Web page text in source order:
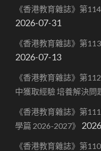
《香港教育雜誌》第
2026-07-31
《香港教育雜誌》第
2026-07-13
《香港教育雜誌》第
中獲取經驗 培養解決問
《香港教育雜誌》第
學篇 2026-2027》
《香港教育雜誌》第